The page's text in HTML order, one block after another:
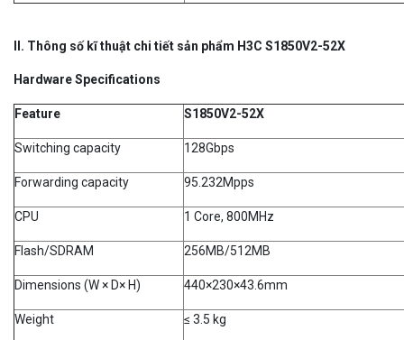
II. Thông số kĩ thuật chi tiết sản phẩm H3C S1850V2-52X
Hardware Specifications
Feature S1850V2-52X
Switching capacity 128Gbps
Forwarding capacity 95.232Mpps
CPU 1 Core, 800MHz
Flash/SDRAM 256MB/512MB
Dimensions (W × D× H) 440×230×43.6mm
Weight ≤ 3.5 kg